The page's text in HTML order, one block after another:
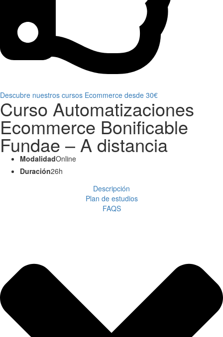
Descubre nuestros cursos Ecommerce desde 30€
Curso Automatizaciones
Ecommerce Bonificable
Fundae – A distancia
ModalidadOnline
Duración26h
Descripción
Plan de estudios
FAQS